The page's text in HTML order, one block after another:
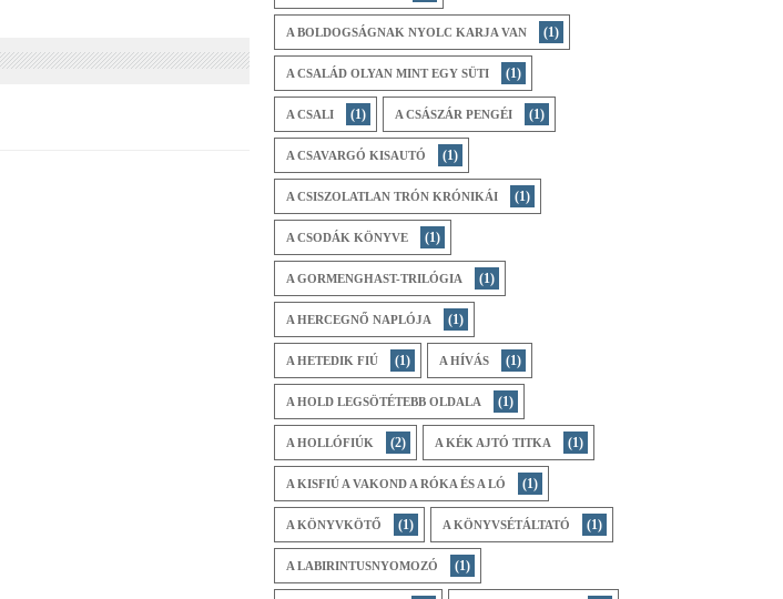
A BOLDOGSÁGNAK NYOLC KARJA VAN (1)
A CSALÁD OLYAN MINT EGY SÜTI (1)
A CSALI (1) A CSÁSZÁR PENGÉI (1)
A CSAVARGÓ KISAUTÓ (1)
A CSISZOLATLAN TRÓN KRÓNIKÁI (1)
A CSODÁK KÖNYVE (1)
A GORMENGHAST-TRILÓGIA (1)
A HERCEGNŐ NAPLÓJA (1)
A HETEDIK FIÚ (1) A HÍVÁS (1)
A HOLD LEGSÖTÉTEBB OLDALA (1)
A HOLLÓFIÚK (2) A KÉK AJTÓ TITKA (1)
A KISFIÚ A VAKOND A RÓKA ÉS A LÓ (1)
A KÖNYVKÖTŐ (1) A KÖNYVSÉTÁLTATÓ (1)
A LABIRINTUSNYOMOZÓ (1)